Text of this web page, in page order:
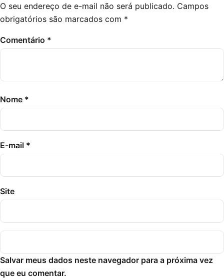
O seu endereço de e-mail não será publicado. Campos
obrigatórios são marcados com *
Comentário *
Nome *
E-mail *
Site
Salvar meus dados neste navegador para a próxima vez
que eu comentar.